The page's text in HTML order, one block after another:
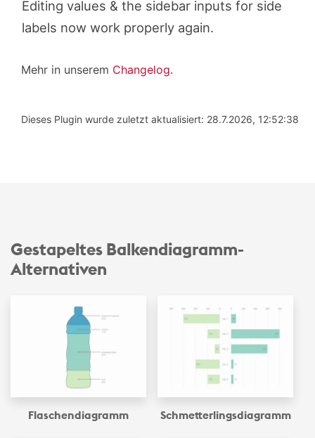
Editing values & the sidebar inputs for side
labels now work properly again.
Mehr in unserem Changelog.
Dieses Plugin wurde zuletzt aktualisiert: 28.7.2026, 12:52:38
Gestapeltes Balken­diagramm-
Alternativen
Flaschen­diagramm Schmetterlings­diagramm